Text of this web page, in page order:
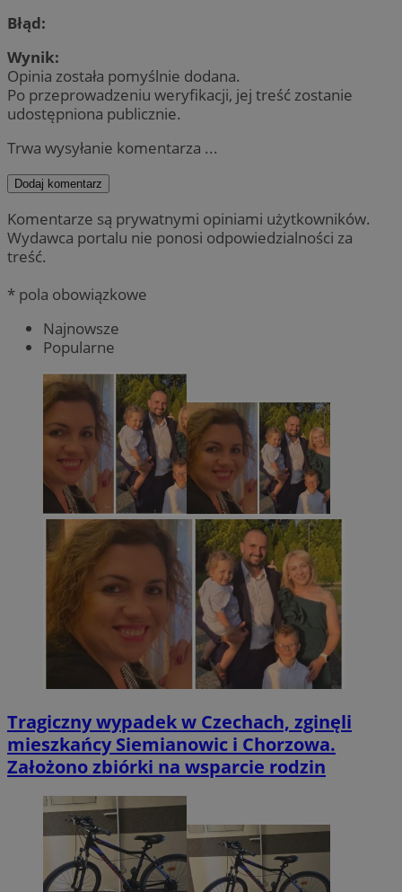
Błąd:
Wynik:
Opinia została pomyślnie dodana.
Po przeprowadzeniu weryfikacji, jej treść zostanie
udostępniona publicznie.
Trwa wysyłanie komentarza ...
Dodaj komentarz
Komentarze są prywatnymi opiniami użytkowników.
Wydawca portalu nie ponosi odpowiedzialności za
treść.
* pola obowiązkowe
Najnowsze
Popularne
Tragiczny wypadek w Czechach, zginęli
mieszkańcy Siemianowic i Chorzowa.
Założono zbiórki na wsparcie rodzin